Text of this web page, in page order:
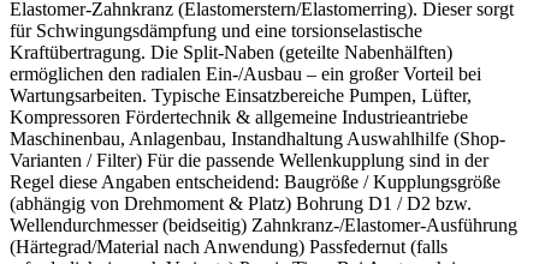
Elastomer-Zahnkranz (Elastomerstern/Elastomerring). Dieser sorgt
für Schwingungsdämpfung und eine torsionselastische
Kraftübertragung. Die Split-Naben (geteilte Nabenhälften)
ermöglichen den radialen Ein-/Ausbau – ein großer Vorteil bei
Wartungsarbeiten. Typische Einsatzbereiche Pumpen, Lüfter,
Kompressoren Fördertechnik & allgemeine Industrieantriebe
Maschinenbau, Anlagenbau, Instandhaltung Auswahlhilfe (Shop-
Varianten / Filter) Für die passende Wellenkupplung sind in der
Regel diese Angaben entscheidend: Baugröße / Kupplungsgröße
(abhängig von Drehmoment & Platz) Bohrung D1 / D2 bzw.
Wellendurchmesser (beidseitig) Zahnkranz-/Elastomer-Ausführung
(Härtegrad/Material nach Anwendung) Passfedernut (falls